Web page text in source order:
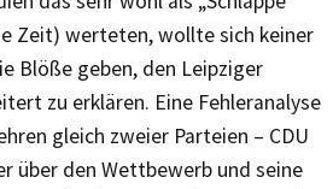
Zeit) werteten, wollte sich keiner
Blöße geben, den Leipziger
zu erklären. Eine Fehleranalyse
gleich zweier Parteien – CDU
über den Wettbewerb und seine